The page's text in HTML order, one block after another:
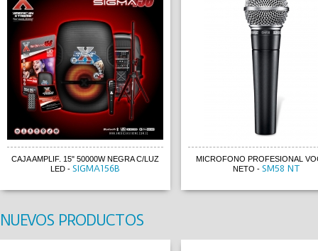
CAJA AMPLIF. 15" 50000W NEGRA C/LUZ
LED - SIGMA156B
MICROFONO PROFESIONAL
NETO - SM58 NT
NUEVOS PRODUCTOS